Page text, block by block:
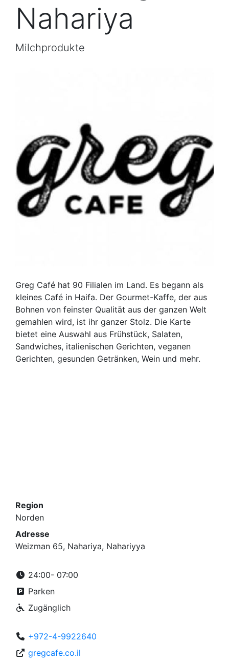
Nahariya
Milchprodukte
Greg Café hat 90 Filialen im Land. Es begann als
kleines Café in Haifa. Der Gourmet-Kaffe, der aus
Bohnen von feinster Qualität aus der ganzen Welt
gemahlen wird, ist ihr ganzer Stolz. Die Karte
bietet eine Auswahl aus Frühstück, Salaten,
Sandwiches, italienischen Gerichten, veganen
Gerichten, gesunden Getränken, Wein und mehr.
Region
Norden
Adresse
Weizman 65, Nahariya, Nahariyya
24:00- 07:00
Parken
Zugänglich
+972-4-9922640
gregcafe.co.il